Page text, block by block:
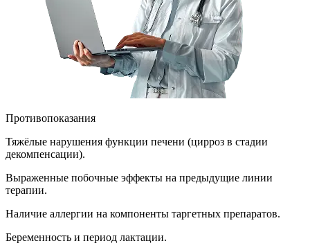
Противопоказания
Тяжёлые нарушения функции печени (цирроз в стадии
декомпенсации).
Выраженные побочные эффекты на предыдущие линии
терапии.
Наличие аллергии на компоненты таргетных препаратов.
Беременность и период лактации.